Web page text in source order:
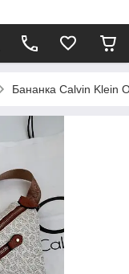
Бананка Calvin Klein